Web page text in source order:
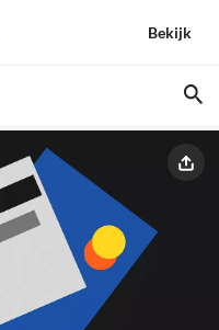
Bekijk